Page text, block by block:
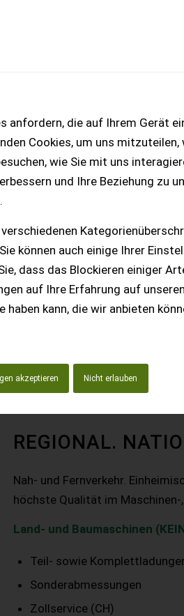
anfordern, die auf Ihrem Gerät
Cookies, um uns mitzuteilen,
wie Sie mit uns
und Ihre Beziehung zu
können auch einige Ihrer
dass das Blockieren einiger
auf Ihre Erfahrung auf
haben kann, die wir anbieten
akzeptieren Nicht erlauben
REGIONAL.
Nah- und Fernverkehr.
höchste Qualität im
Land- und Baumaschinen
Teil- sowie
Sonderabmessungen
Zollservice (CH)